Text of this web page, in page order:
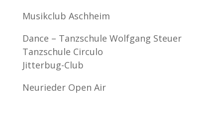
Musikclub Aschheim
Dance – Tanzschule Wolfgang Steuer
Tanzschule Circulo
Jitterbug-Club
Neurieder Open Air